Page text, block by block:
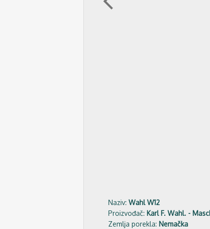
Naziv: Wahl W12
Proizvođač: Karl F. Wahl. -
Zemlja porekla: Nemačka